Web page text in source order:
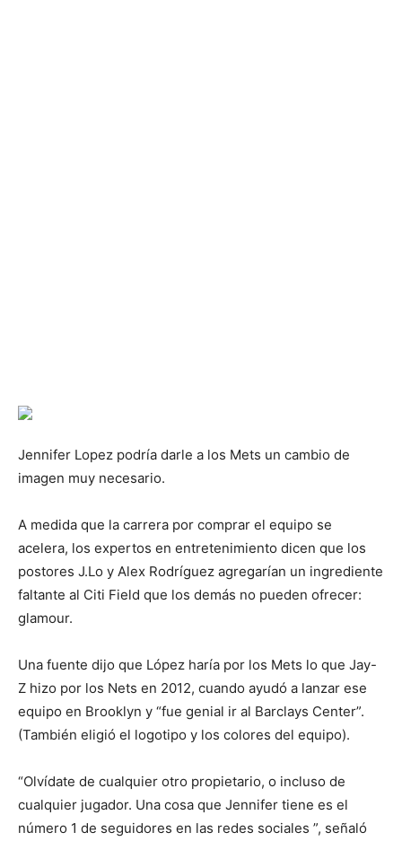
Jennifer Lopez podría darle a los Mets un cambio de
imagen muy necesario.
A medida que la carrera por comprar el equipo se
acelera, los expertos en entretenimiento dicen que los
postores J.Lo y Alex Rodríguez agregarían un ingrediente
faltante al Citi Field que los demás no pueden ofrecer:
glamour.
Una fuente dijo que López haría por los Mets lo que Jay-
Z hizo por los Nets en 2012, cuando ayudó a lanzar ese
equipo en Brooklyn y “fue genial ir al Barclays Center”.
(También eligió el logotipo y los colores del equipo).
“Olvídate de cualquier otro propietario, o incluso de
cualquier jugador. Una cosa que Jennifer tiene es el
número 1 de seguidores en las redes sociales ”, señaló